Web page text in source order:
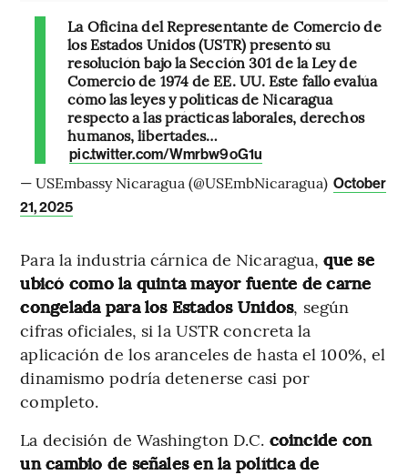
La Oficina del Representante de Comercio de
los Estados Unidos (USTR) presentó su
resolución bajo la Sección 301 de la Ley de
Comercio de 1974 de EE. UU. Este fallo evalúa
cómo las leyes y políticas de Nicaragua
respecto a las prácticas laborales, derechos
humanos, libertades…
pic.twitter.com/Wmrbw9oG1u
— USEmbassy Nicaragua (@USEmbNicaragua) October
21, 2025
Para la industria cárnica de Nicaragua,que se
ubicó como la quinta mayor fuente de carne
congelada para los Estados Unidos, según
cifras oficiales, si la USTR concreta la
aplicación de los aranceles de hasta el 100%, el
dinamismo podría detenerse casi por
completo.
La decisión de Washington D.C. coincide con
un cambio de señales en la política de